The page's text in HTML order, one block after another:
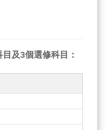
及3個選修科目：